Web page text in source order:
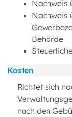
Nachweis
Nachweis
Behörde
Kosten
Richtet sich
nach den